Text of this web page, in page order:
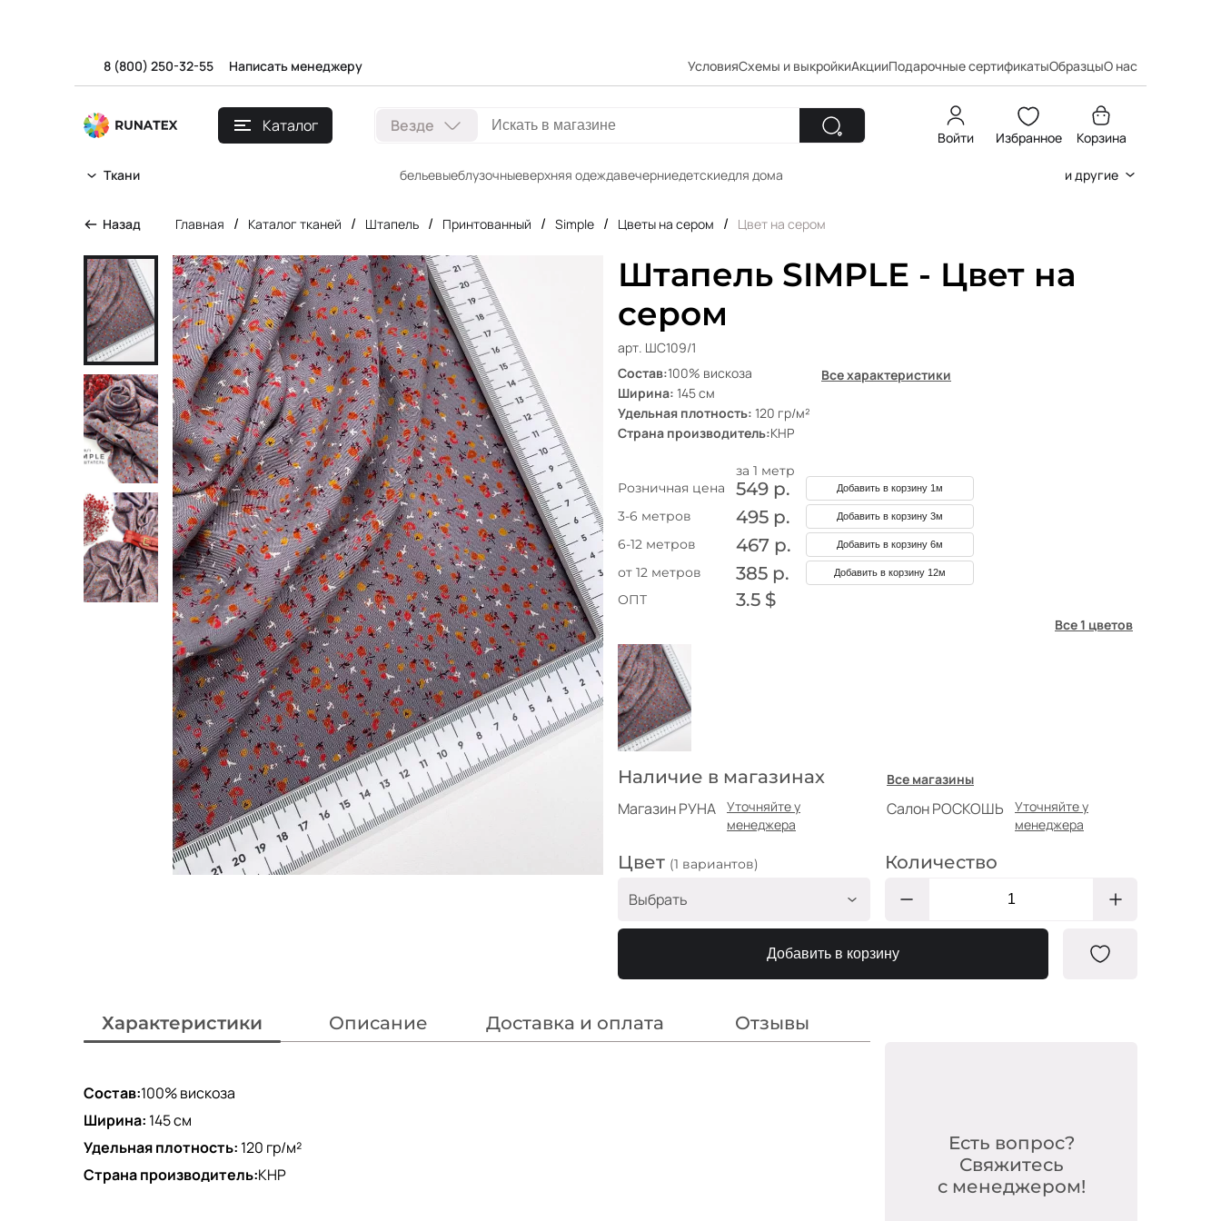
8 (800) 250-32-55 Написать менеджеру УсловияСхемы и выкройкиАкцииПодарочные сертификатыОбразцыО нас
Каталог Везде
Войти Избранное Корзина
Ткани бельевыеблузочныеверхняя одеждавечерниедетскиедля дома и другие
Назад Главная / Каталог тканей / Штапель / Принтованный / Simple / Цветы на сером / Цвет на сером
Штапель SIMPLE - Цвет на
сером
арт. ШС109/1
Состав:100% вискоза
Ширина: 145 см
Удельная плотность: 120 гр/м²
Страна производитель:КНР
Все характеристики
за 1 метр
Розничная цена
549 р. Добавить в корзину 1м
3-6 метров 495 р. Добавить в корзину 3м
6-12 метров 467 р. Добавить в корзину 6м
от 12 метров 385 р. Добавить в корзину 12м
ОПТ 3.5 $
Все 1 цветов
Наличие в магазинах Все магазины
Магазин РУНА
Уточняйте у
менеджера
Салон РОСКОШЬ
Уточняйте у
менеджера
Цвет (1 вариантов)
Выбрать
Цвет на сером ШС109/1
Количество
Добавить в корзину
Характеристики Описание Доставка и оплата Отзывы
Состав:100% вискоза
Ширина: 145 см
Удельная плотность: 120 гр/м²
Страна производитель:КНР
Есть вопрос?
Свяжитесь
с менеджером!